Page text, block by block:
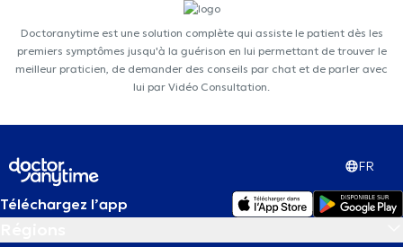
Doctoranytime est une solution complète qui assiste le patient dès les
premiers symptômes jusqu'à la guérison en lui permettant de trouver le
meilleur praticien, de demander des conseils par chat et de parler avec
lui par Vidéo Consultation.
FR
Téléchargez l’app